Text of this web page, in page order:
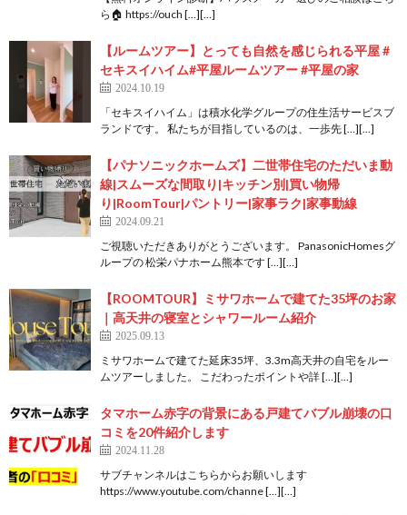
ら🏠 https://ouch […][…]
【ルームツアー】とっても自然を感じられる平屋 #
セキスイハイム#平屋ルームツアー #平屋の家
2024.10.19
「セキスイハイム」は積水化学グループの住生活サービスブ
ランドです。 私たちが⽬指しているのは、⼀歩先 […][…]
【パナソニックホームズ】二世帯住宅のただいま動
線|スムーズな間取り|キッチン別|買い物帰
り|RoomTour|パントリー|家事ラク|家事動線
2024.09.21
ご視聴いただきありがとうございます。 PanasonicHomesグ
ループの 松栄パナホーム熊本です […][…]
【ROOMTOUR】ミサワホームで建てた35坪のお家
｜高天井の寝室とシャワールーム紹介
2025.09.13
ミサワホームで建てた延床35坪、3.3m高天井の自宅をルー
ムツアーしました。 こだわったポイントや詳 […][…]
タマホーム赤字の背景にある戸建てバブル崩壊の口
コミを20件紹介します
2024.11.28
サブチャンネルはこちらからお願いします
https://www.youtube.com/channe […][…]